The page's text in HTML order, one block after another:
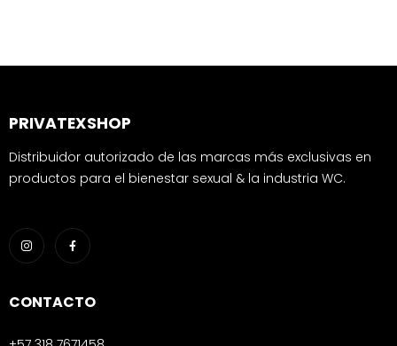
PRIVATEXSHOP
Distribuidor autorizado de las marcas más exclusivas en
productos para el bienestar sexual & la industria WC.
CONTACTO